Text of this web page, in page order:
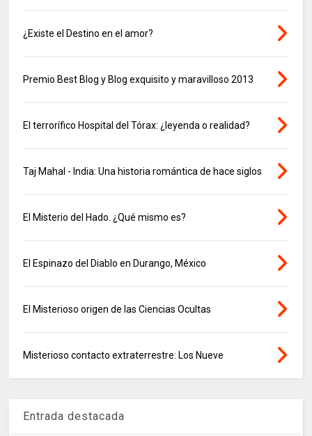
¿Existe el Destino en el amor?
Premio Best Blog y Blog exquisito y maravilloso 2013
El terrorífico Hospital del Tórax: ¿leyenda o realidad?
Taj Mahal - India: Una historia romántica de hace siglos
El Misterio del Hado. ¿Qué mismo es?
El Espinazo del Diablo en Durango, México
El Misterioso origen de las Ciencias Ocultas
Misterioso contacto extraterrestre: Los Nueve
Entrada destacada